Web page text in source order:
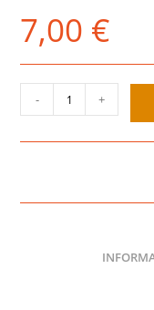
7,00 €
quantité
de
MAH
- +